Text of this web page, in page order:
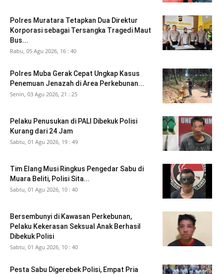
Polres Muratara Tetapkan Dua Direktur
Korporasi sebagai Tersangka Tragedi Maut
Bus...
Rabu, 05 Agu 2026, 16 : 40
Polres Muba Gerak Cepat Ungkap Kasus
Penemuan Jenazah di Area Perkebunan...
Senin, 03 Agu 2026, 21 : 25
Pelaku Penusukan di PALI Dibekuk Polisi
Kurang dari 24 Jam
Sabtu, 01 Agu 2026, 19 : 49
Tim Elang Musi Ringkus Pengedar Sabu di
Muara Beliti, Polisi Sita...
Sabtu, 01 Agu 2026, 10 : 40
Bersembunyi di Kawasan Perkebunan,
Pelaku Kekerasan Seksual Anak Berhasil
Dibekuk Polisi
Sabtu, 01 Agu 2026, 10 : 40
Pesta Sabu Digerebek Polisi, Empat Pria